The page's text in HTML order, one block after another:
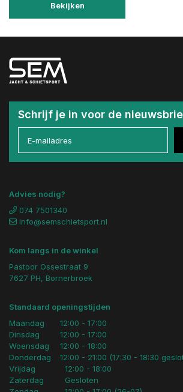
Bekijken
Schrijf je in voor de
Advies nodig?
074 7501340
info@semschietsport.nl
Kom langs in de winkel
Pastoor Ossestraat 9
7627 PH, Bornerbroek
Standaard openingstijden
Maandag
Dinsdag
Woensdag
Donderdag
12:00 - 17:00
12:00 - 17:00
12:00 - 18:00
12:00 - 21:00 (17:30 - 18:30
Vrijdag
Zaterdag
12:00 - 18:00
Gesloten